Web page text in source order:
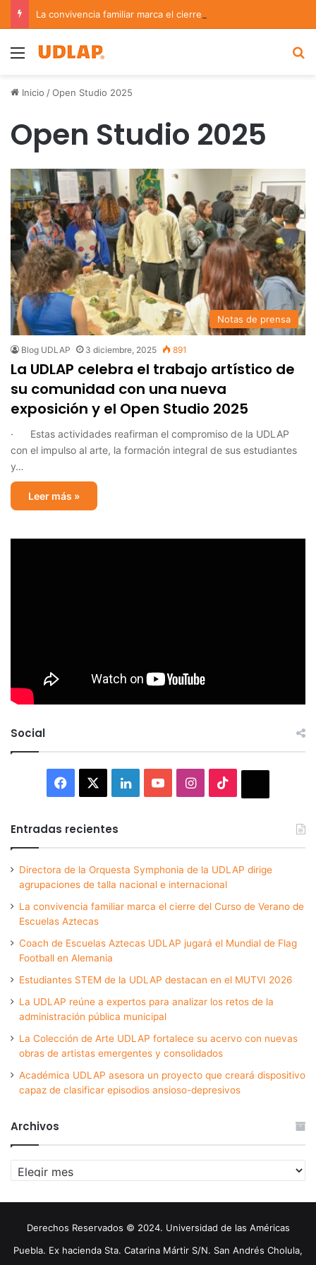
Menu
Inicio /Open Studio 2025
Open Studio 2025
Notas de prensa
Blog UDLAP 3 diciembre, 2025 891
La UDLAP celebra el trabajo artístico de
su comunidad con una nueva
exposición y el Open Studio 2025
· Estas actividades reafirman el compromiso de la UDLAP
con el impulso al arte, la formación integral de sus estudiantes
y…
Leer más »
Social
Facebook LinkedInYouTubeInstagram
Entradas recientes
Directora de la Orquesta Symphonia de la UDLAP dirige
agrupaciones de talla nacional e internacional
La convivencia familiar marca el cierre del Curso de Verano de
Escuelas Aztecas
Coach de Escuelas Aztecas UDLAP jugará el Mundial de Flag
Football en Alemania
Estudiantes STEM de la UDLAP destacan en el MUTVI 2026
La UDLAP reúne a expertos para analizar los retos de la
administración pública municipal
La Colección de Arte UDLAP fortalece su acervo con nuevas
obras de artistas emergentes y consolidados
Académica UDLAP asesora un proyecto que creará dispositivo
capaz de clasificar episodios ansioso-depresivos
Archivos
Archivos
Derechos Reservados © 2024. Universidad de las Américas
Puebla. Ex hacienda Sta. Catarina Mártir S/N. San Andrés Cholula,